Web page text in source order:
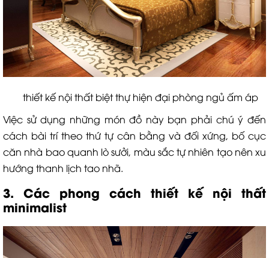
thiết kế nội thất biệt thự hiện đại phòng ngủ ấm áp
Việc sử dụng những món đồ này bạn phải chú ý đến
cách bài trí theo thứ tự cân bằng và đối xứng, bố cục
căn nhà bao quanh lò sưởi, màu sắc tự nhiên tạo nên xu
hướng thanh lịch tao nhã.
3. Các phong cách thiết kế nội thất
minimalist